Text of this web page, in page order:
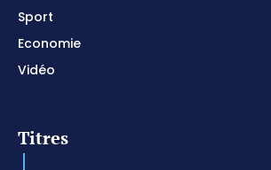
Sport
Economie
Vidéo
Titres